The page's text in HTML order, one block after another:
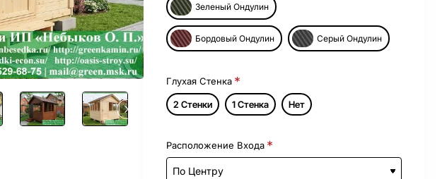
Зеленый Ондулин
Бордовый Ондулин Серый Ондулин
Глухая Стенка
2 Стенки 1 Стенка Нет
Расположение Входа